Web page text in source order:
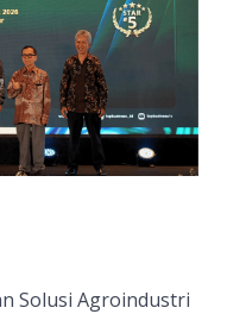
Solusi Agroindustri